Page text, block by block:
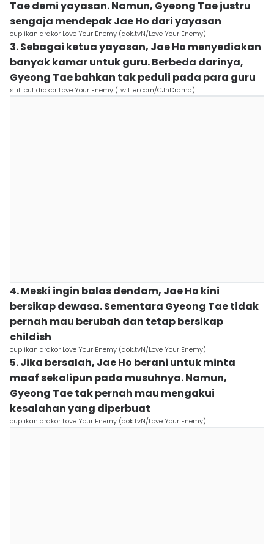
Tae demi yayasan. Namun, Gyeong Tae justru
sengaja mendepak Jae Ho dari yayasan
cuplikan drakor Love Your Enemy (dok.tvN/Love Your Enemy)
3. Sebagai ketua yayasan, Jae Ho menyediakan
banyak kamar untuk guru. Berbeda darinya,
Gyeong Tae bahkan tak peduli pada para guru
still cut drakor Love Your Enemy (twitter.com/CJnDrama)
4. Meski ingin balas dendam, Jae Ho kini
bersikap dewasa. Sementara Gyeong Tae tidak
pernah mau berubah dan tetap bersikap
childish
cuplikan drakor Love Your Enemy (dok.tvN/Love Your Enemy)
5. Jika bersalah, Jae Ho berani untuk minta
maaf sekalipun pada musuhnya. Namun,
Gyeong Tae tak pernah mau mengakui
kesalahan yang diperbuat
cuplikan drakor Love Your Enemy (dok.tvN/Love Your Enemy)